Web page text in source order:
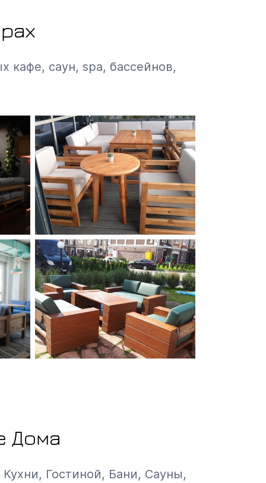
кафе, саун, spa, бассейнов,
Дома
Гостиной, Бани, Сауны,